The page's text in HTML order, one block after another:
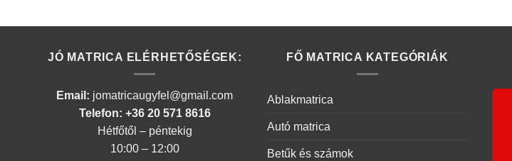
JÓ MATRICA ELÉRHETŐSÉGEK:
Email: jomatricaugyfel@gmail.com
Telefon: +36 20 571 8616
Hétfőtől – péntekig
10:00 – 12:00
FŐ MATRICA KATEGÓRIÁK
Ablakmatrica
Autó matrica
Betűk és számok